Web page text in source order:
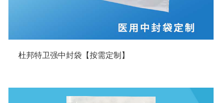
杜邦特卫强中封袋【按需定制】